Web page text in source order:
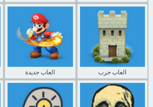
العاب جديدة العاب حرب